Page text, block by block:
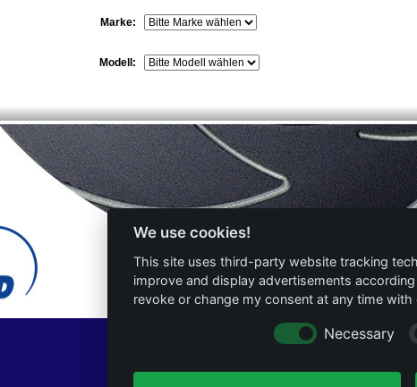
Marke:
Modell:
We use cookies!
This site uses third-party website tracking
improve and display advertisements
revoke or change my consent at any time
Necessary